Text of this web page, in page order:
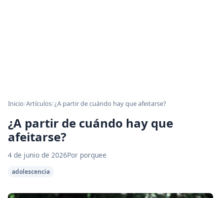
Inicio/Artículos/¿A partir de cuándo hay que afeitarse?
¿A partir de cuándo hay que
afeitarse?
4 de junio de 2026Por porquee
adolescencia